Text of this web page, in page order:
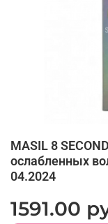
MASIL 8
ослабленных
04.2024
1591.00